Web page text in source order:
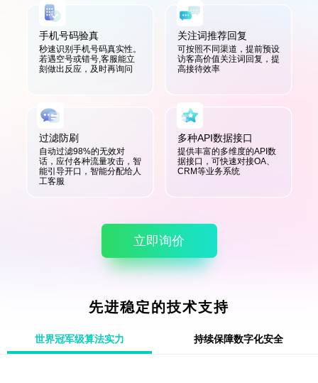
手机号码验真
秒速识别手机号码真实性。
若遇空号或错号,客服能立
刻做出反应，及时再询问
关注词推荐回复
可按照不同渠道，提前预设
访客高价值关注词回复，提
高接待效率
过滤防刷
自动过滤98%的无效对
话，应付各种流量攻击，智
能引导开口，智能分配给人
工客服
多种API数据接口
提供丰富的多维度的API数
据接口，可快速对接OA、
CRM等业务系统
立即询价
先进稳定的技术支持
世界冠军级算法实力 持续保障数字化安全